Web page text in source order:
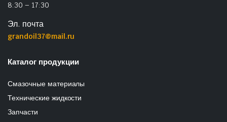
8:30 – 17:30
Эл. почта
grandoil37@mail.ru
Каталог продукции
Смазочные материалы
Технические жидкости
Запчасти